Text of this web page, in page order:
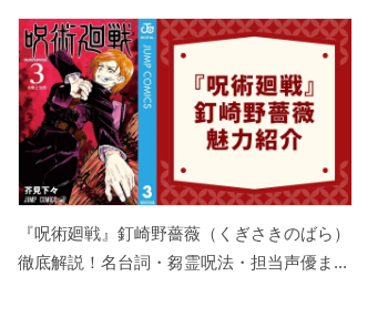
『呪術廻戦』釘崎野薔薇（くぎさきのばら）
徹底解説！名台詞・芻霊呪法・担当声優ま...